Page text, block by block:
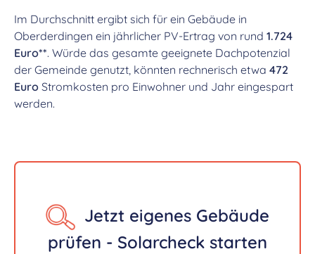
Im Durchschnitt ergibt sich für ein Gebäude in
Oberderdingen ein jährlicher PV-Ertrag von rund 1.724
Euro**. Würde das gesamte geeignete Dachpotenzial
der Gemeinde genutzt, könnten rechnerisch etwa 472
Euro Stromkosten pro Einwohner und Jahr eingespart
werden.
Jetzt eigenes Gebäude
prüfen - Solarcheck starten